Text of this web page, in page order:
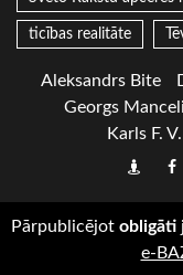
ticības realitāte
Aleksandrs Bite
Georgs
Karls F.
Pārpublicējot obligāti
e-